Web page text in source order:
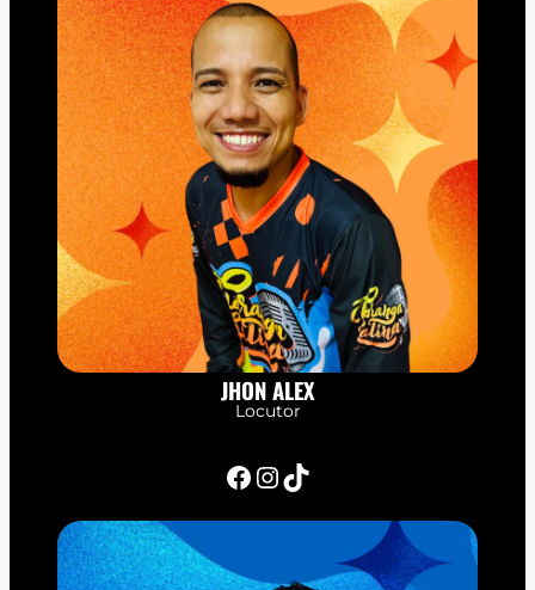
JHON ALEX
Locutor
Facebook InstagramTikTok